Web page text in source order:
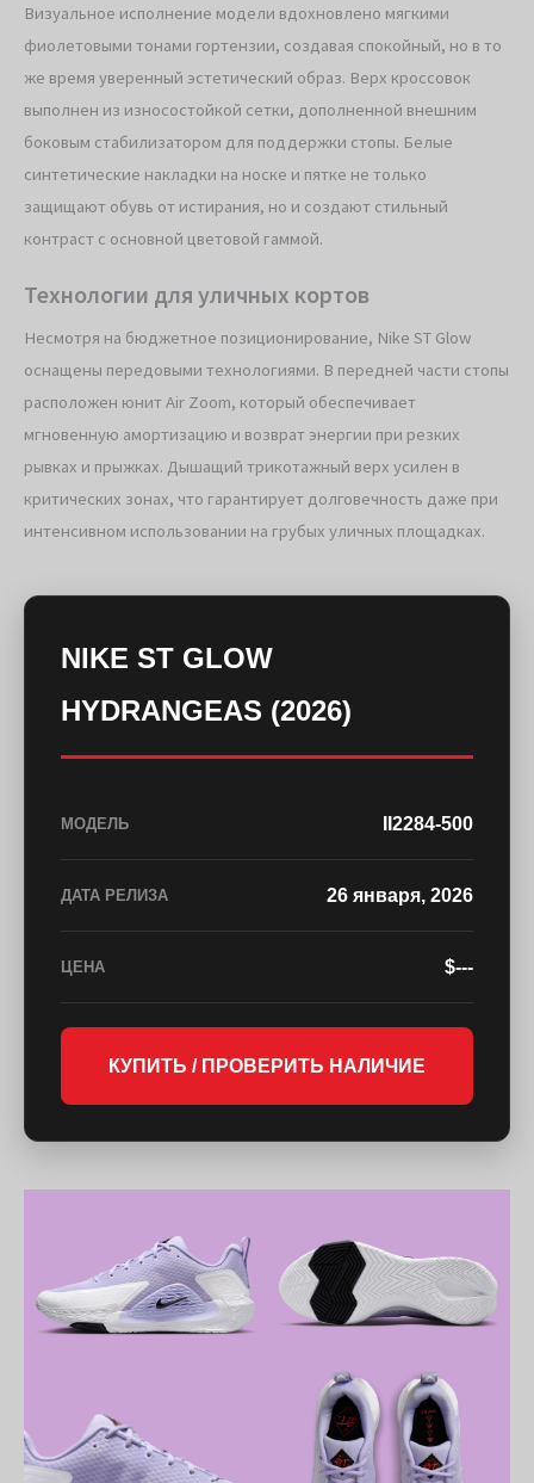
Визуальное исполнение модели вдохновлено мягкими
фиолетовыми тонами гортензии, создавая спокойный, но в то
же время уверенный эстетический образ. Верх кроссовок
выполнен из износостойкой сетки, дополненной внешним
боковым стабилизатором для поддержки стопы. Белые
синтетические накладки на носке и пятке не только
защищают обувь от истирания, но и создают стильный
контраст с основной цветовой гаммой.
Технологии для уличных кортов
Несмотря на бюджетное позиционирование, Nike ST Glow
оснащены передовыми технологиями. В передней части стопы
расположен юнит Air Zoom, который обеспечивает
мгновенную амортизацию и возврат энергии при резких
рывках и прыжках. Дышащий трикотажный верх усилен в
критических зонах, что гарантирует долговечность даже при
интенсивном использовании на грубых уличных площадках.
NIKE ST GLOW
HYDRANGEAS (2026)
МОДЕЛЬ II2284-500
ДАТА РЕЛИЗА 26 января, 2026
ЦЕНА $---
КУПИТЬ / ПРОВЕРИТЬ НАЛИЧИЕ